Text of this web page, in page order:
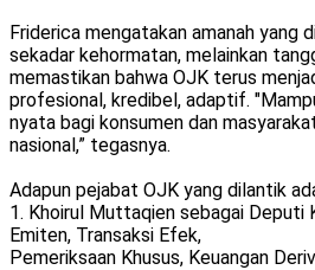
Friderica mengatakan amanah yang
sekadar kehormatan, melainkan
memastikan bahwa OJK terus
profesional, kredibel, adaptif.
nyata bagi konsumen dan
nasional,” tegasnya.
Adapun pejabat OJK yang dilantik
1. Khoirul Muttaqien sebagai Deputi
Emiten, Transaksi Efek,
Pemeriksaan Khusus, Keuangan